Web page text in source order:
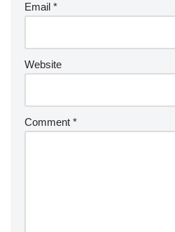
Email *
Website
Comment *